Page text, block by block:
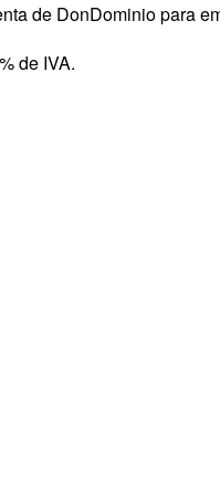
de DonDominio para
de IVA.